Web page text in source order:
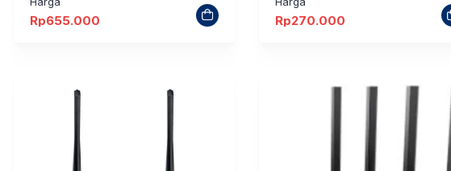
Rp655.000 Rp270.000